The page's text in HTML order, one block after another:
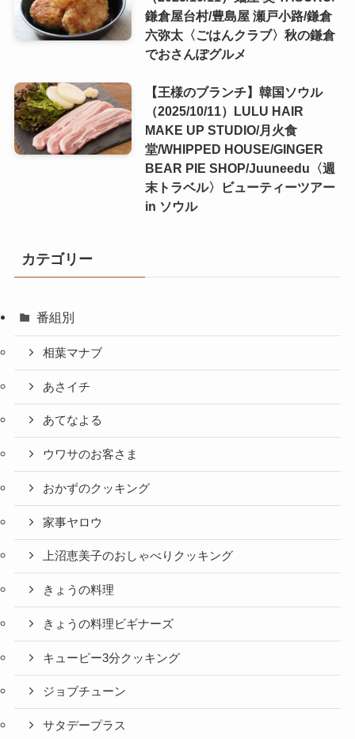
鎌倉屋台村/豊島屋 瀬戸小路/鎌倉
六弥太〈ごはんクラブ〉秋の鎌倉
でおさんぽグルメ
【王様のブランチ】韓国ソウル
（2025/10/11）LULU HAIR
MAKE UP STUDIO/月火食
堂/WHIPPED HOUSE/GINGER
BEAR PIE SHOP/Juuneedu〈週
末トラベル〉ビューティーツアー
in ソウル
カテゴリー
番組別
相葉マナブ
あさイチ
あてなよる
ウワサのお客さま
おかずのクッキング
家事ヤロウ
上沼恵美子のおしゃべりクッキング
きょうの料理
きょうの料理ビギナーズ
キューピー3分クッキング
ジョブチューン
サタデープラス